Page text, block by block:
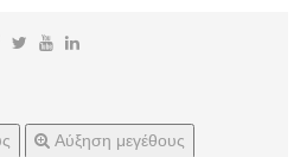
Αύξηση μεγέθους